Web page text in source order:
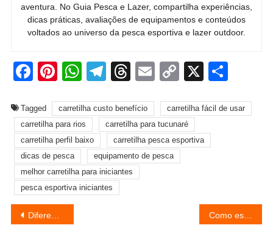
aventura. No Guia Pesca e Lazer, compartilha experiências,
dicas práticas, avaliações de equipamentos e conteúdos
voltados ao universo da pesca esportiva e lazer outdoor.
Facebook
Pinterest
WhatsApp
Telegram
Threads
EmailCopy
X
Tagged carretilha custo benefício
carretilha fácil de usar
carretilha para rios
carretilha para tucunaré
carretilha perfil baixo
carretilha pesca esportiva
dicas de pesca
equipamento de pesca
melhor carretilha para iniciantes
pesca esportiva iniciantes
Navegação Diferenças entre pesca embarcada e pesca de barranco na prática. Como escolher molinete para iniciantes sem errar na compra?